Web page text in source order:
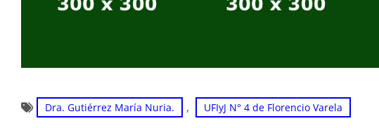
Dra. Gutiérrez María Nuria. , UFIyJ N° 4 de Florencio Varela